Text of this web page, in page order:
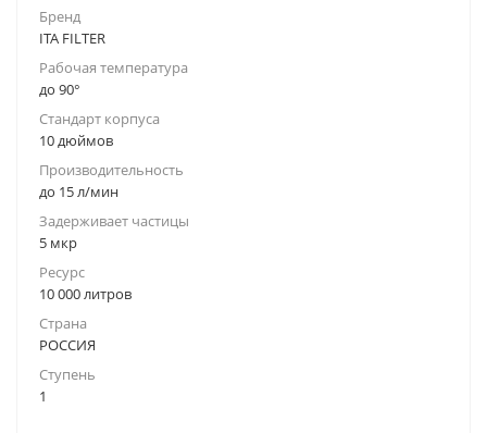
Бренд
ITA FILTER
Рабочая температура
до 90°
Стандарт корпуса
10 дюймов
Производительность
до 15 л/мин
Задерживает частицы
5 мкр
Ресурс
10 000 литров
Страна
РОССИЯ
Ступень
1